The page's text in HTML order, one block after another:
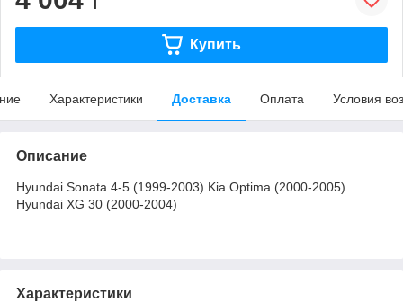
Купить
Характеристики Доставка Оплата Условия
Описание
Hyundai Sonata 4-5 (1999-2003) Kia Optima (2000-2005)
Hyundai XG 30 (2000-2004)
Характеристики